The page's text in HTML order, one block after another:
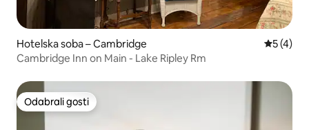
Hotelska soba – Cambridge
5 (4)
Cambridge Inn on Main - Lake Ripley Rm
Odabrali gosti
Odabrali gosti